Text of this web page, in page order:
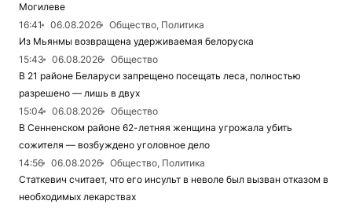
Могилеве
16:41
06.08.2026
Общество, Политика
Из Мьянмы возвращена удерживаемая белоруска
15:43
06.08.2026
Общество
В 21 районе Беларуси запрещено посещать леса, полностью
разрешено — лишь в двух
15:04
06.08.2026
Общество
В Сенненском районе 62-летняя женщина угрожала убить
сожителя — возбуждено уголовное дело
14:56
06.08.2026
Общество, Политика
Статкевич считает, что его инсульт в неволе был вызван отказом в
необходимых лекарствах